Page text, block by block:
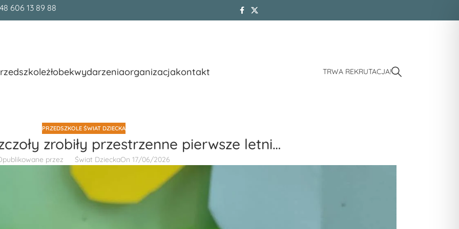
606 13 89 88
żłobekwydarzeniaorganizacjakontakt TRWA REKRUTACJA!
PRZEDSZKOLE ŚWIAT DZIECKA
zrobiły przestrzenne pierwsze letni…
przez Świat DzieckaOn 17/06/2026